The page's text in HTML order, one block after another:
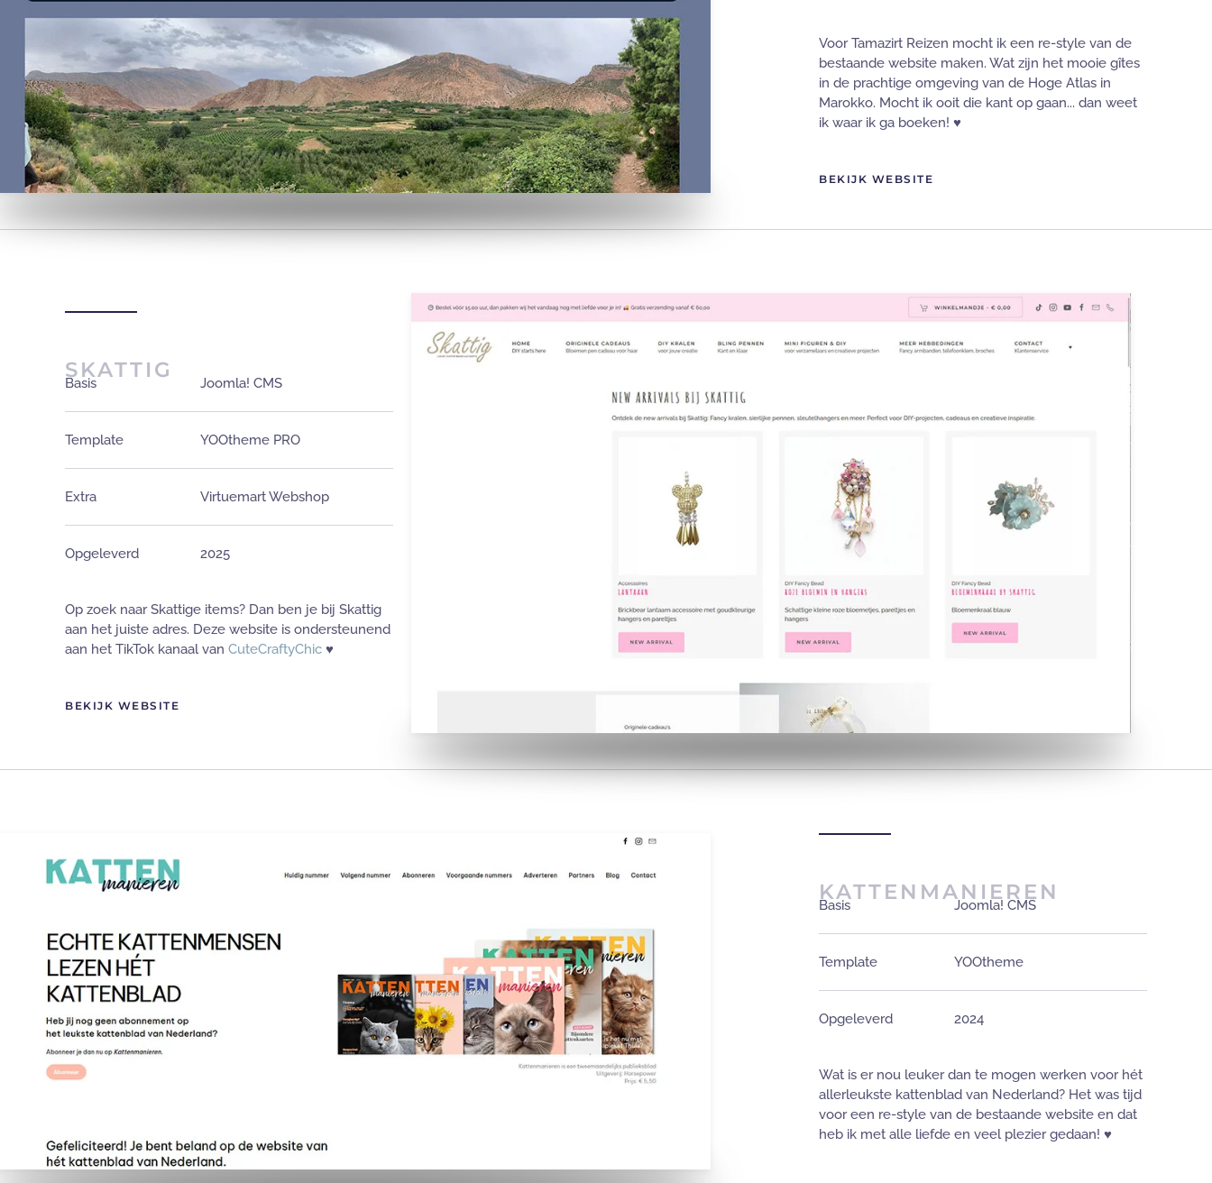
Voor Tamazirt Reizen mocht ik een re-style van de
bestaande website maken. Wat zijn het mooie gîtes
in de prachtige omgeving van de Hoge Atlas in
Marokko. Mocht ik ooit die kant op gaan... dan weet
ik waar ik ga boeken! ♥
BEKIJK WEBSITE
SKATTIG
Basis Joomla! CMS
Template YOOtheme PRO
Extra Virtuemart Webshop
Opgeleverd 2025
Op zoek naar Skattige items? Dan ben je bij Skattig
aan het juiste adres. Deze website is ondersteunend
aan het TikTok kanaal van CuteCraftyChic ♥
BEKIJK WEBSITE
KATTENMANIEREN
Basis Joomla! CMS
Template YOOtheme
Opgeleverd 2024
Wat is er nou leuker dan te mogen werken voor hét
allerleukste kattenblad van Nederland? Het was tijd
voor een re-style van de bestaande website en dat
heb ik met alle liefde en veel plezier gedaan! ♥